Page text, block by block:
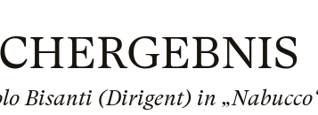
Bisanti (Dirigent) in